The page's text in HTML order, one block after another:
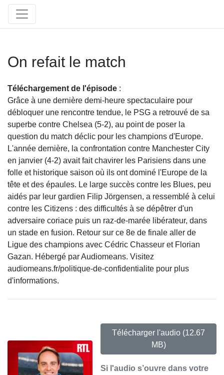
On refait le match
Téléchargement de l'épisode :
Grâce à une dernière demi-heure spectaculaire pour
débloquer une rencontre tendue, le PSG a retrouvé de sa
superbe contre Chelsea (5-2), au point de poser la
question du match déclic pour les champions d'Europe.
L'année dernière, la confrontation contre Manchester City
en janvier (4-2) avait fait chavirer les Parisiens dans une
folle et historique saison où ils ont dominé l'Europe de la
tête et des épaules. Le large succès contre les Blues, peu
aidés par leur gardien Filip Jörgensen, a ressemblé à celui
contre les Citizens : des difficultés à se dépêtrer d'un
adversaire coriace puis un raz-de-marée libérateur, dans
un stade en fusion. Retour sur ce 8e de finale aller de
Ligue des champions avec Cédric Chasseur et Florian
Gazan. Hébergé par Audiomeans. Visitez
audiomeans.fr/politique-de-confidentialite pour plus
d'informations.
Télécharger l'audio (12.67
MB)
Si l'audio s’ouvre dans votre